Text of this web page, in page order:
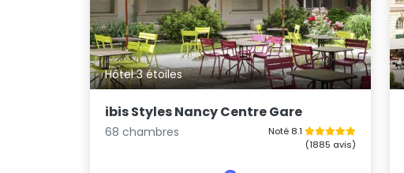
Hôtel 3 étoiles
ibis Styles Nancy Centre Gare
68 chambres
Noté 8.1
(1885 avis)